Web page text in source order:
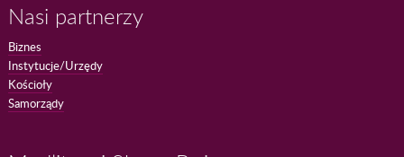
Nasi partnerzy
Biznes
Instytucje/Urzędy
Kościoły
Samorządy